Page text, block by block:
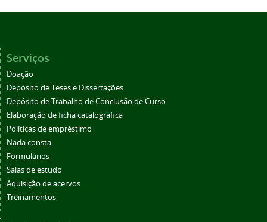
Serviços
Doação
Depósito de Teses e Dissertações
Depósito de Trabalho de Conclusão de Curso
Elaboração de ficha catalográfica
Políticas de empréstimo
Nada consta
Formulários
Salas de estudo
Aquisição de acervos
Treinamentos